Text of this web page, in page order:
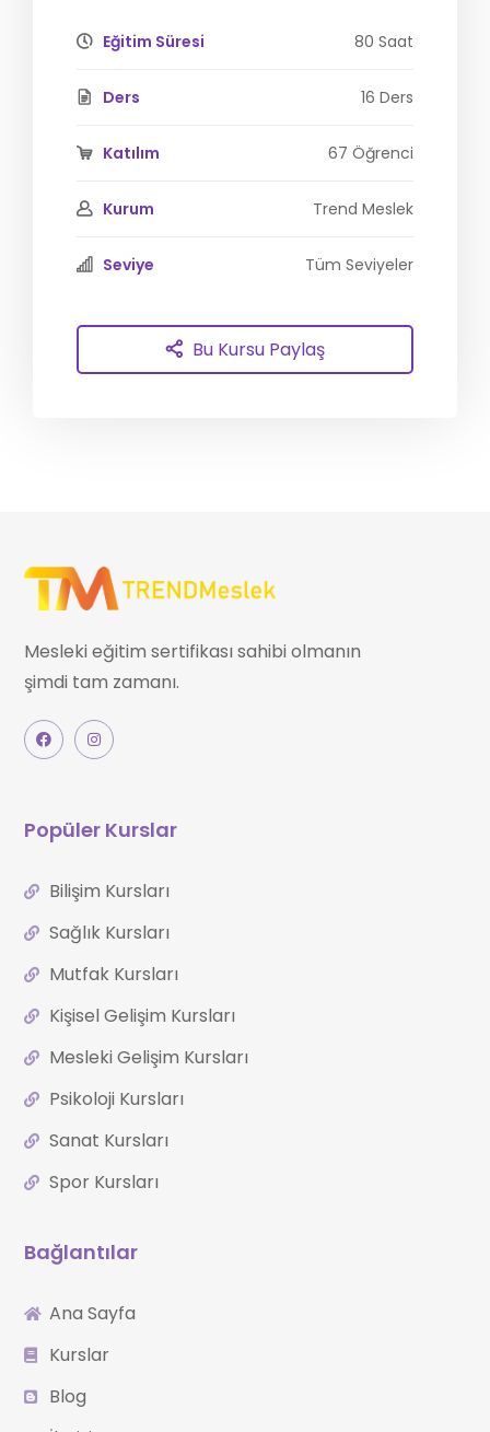
Eğitim Süresi 80 Saat
Ders 16 Ders
Katılım 67 Öğrenci
Kurum Trend Meslek
Seviye Tüm Seviyeler
Bu Kursu Paylaş
Mesleki eğitim sertifikası sahibi olmanın
şimdi tam zamanı.
Popüler Kurslar
Bilişim Kursları
Sağlık Kursları
Mutfak Kursları
Kişisel Gelişim Kursları
Mesleki Gelişim Kursları
Psikoloji Kursları
Sanat Kursları
Spor Kursları
Bağlantılar
Ana Sayfa
Kurslar
Blog